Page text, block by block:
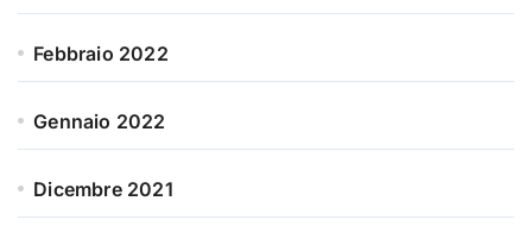
Febbraio 2022
Gennaio 2022
Dicembre 2021